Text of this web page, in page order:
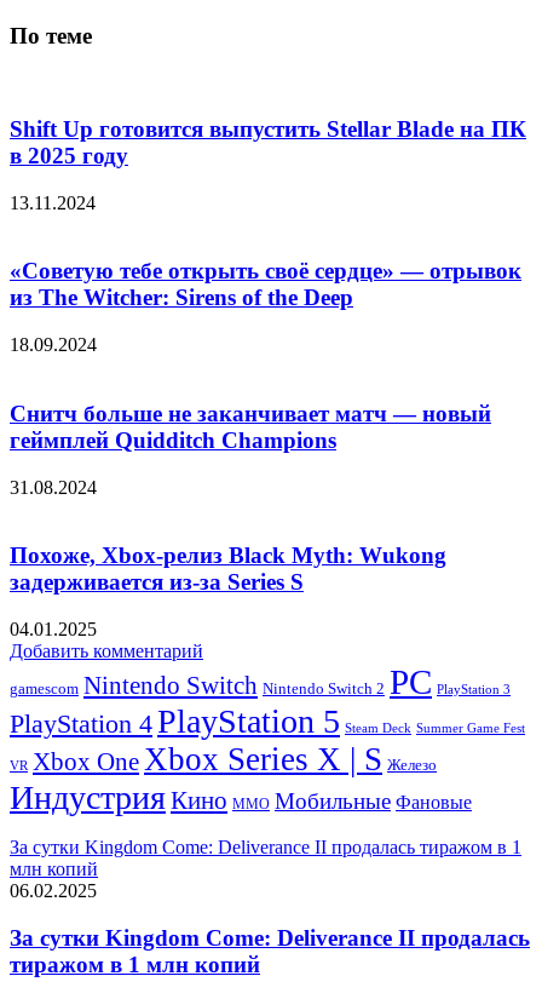
По теме
Shift Up готовится выпустить Stellar Blade на ПК
в 2025 году
13.11.2024
«Советую тебе открыть своё сердце» — отрывок
из The Witcher: Sirens of the Deep
18.09.2024
Снитч больше не заканчивает матч — новый
геймплей Quidditch Champions
31.08.2024
Похоже, Xbox-релиз Black Myth: Wukong
задерживается из-за Series S
04.01.2025
Добавить комментарий
gamescom Nintendo Switch Nintendo Switch 2 PC PlayStation 3
PlayStation 4PlayStation 5 Steam Deck Summer Game Fest
VR Xbox OneXbox Series X | S Железо
ИндустрияКино ММО Мобильные Фановые
За сутки Kingdom Come: Deliverance II продалась тиражом в 1
млн копий
06.02.2025
За сутки Kingdom Come: Deliverance II продалась
тиражом в 1 млн копий